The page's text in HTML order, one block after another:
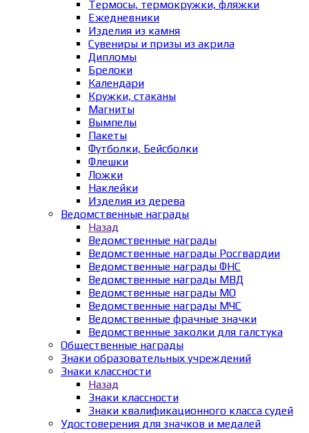
Термосы, термокружки, фляжки
Ежедневники
Изделия из камня
Сувениры и призы из акрила
Дипломы
Брелоки
Календари
Кружки, стаканы
Магниты
Вымпелы
Пакеты
Футболки, Бейсболки
Флешки
Ложки
Наклейки
Изделия из дерева
Ведомственные награды
Назад
Ведомственные награды
Ведомственные награды Росгвардии
Ведомственные награды ФНС
Ведомственные награды МВД
Ведомственные награды МО
Ведомственные награды МЧС
Ведомственные фрачные значки
Ведомственные заколки для галстука
Общественные награды
Знаки образовательных учреждений
Знаки классности
Назад
Знаки классности
Знаки квалификационного класса судей
Удостоверения для значков и медалей